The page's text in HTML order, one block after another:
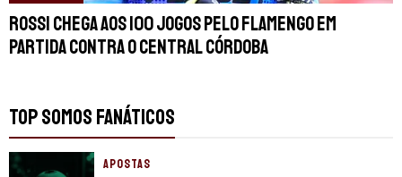
Rossi chega aos 100 jogos pelo Flamengo em
partida contra o Central Córdoba
TOP SOMOS FANÁTICOS
APOSTAS